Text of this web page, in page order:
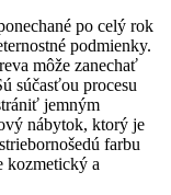
po celý rok
podmienky.
môže zanechať
súčasťou procesu
jemným
nábytok, ktorý je
farbu
kozmetický a